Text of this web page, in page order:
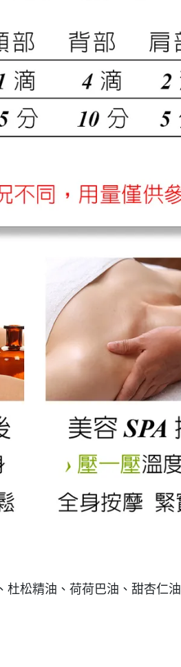
杜松精油、荷荷巴油、甜杏仁油